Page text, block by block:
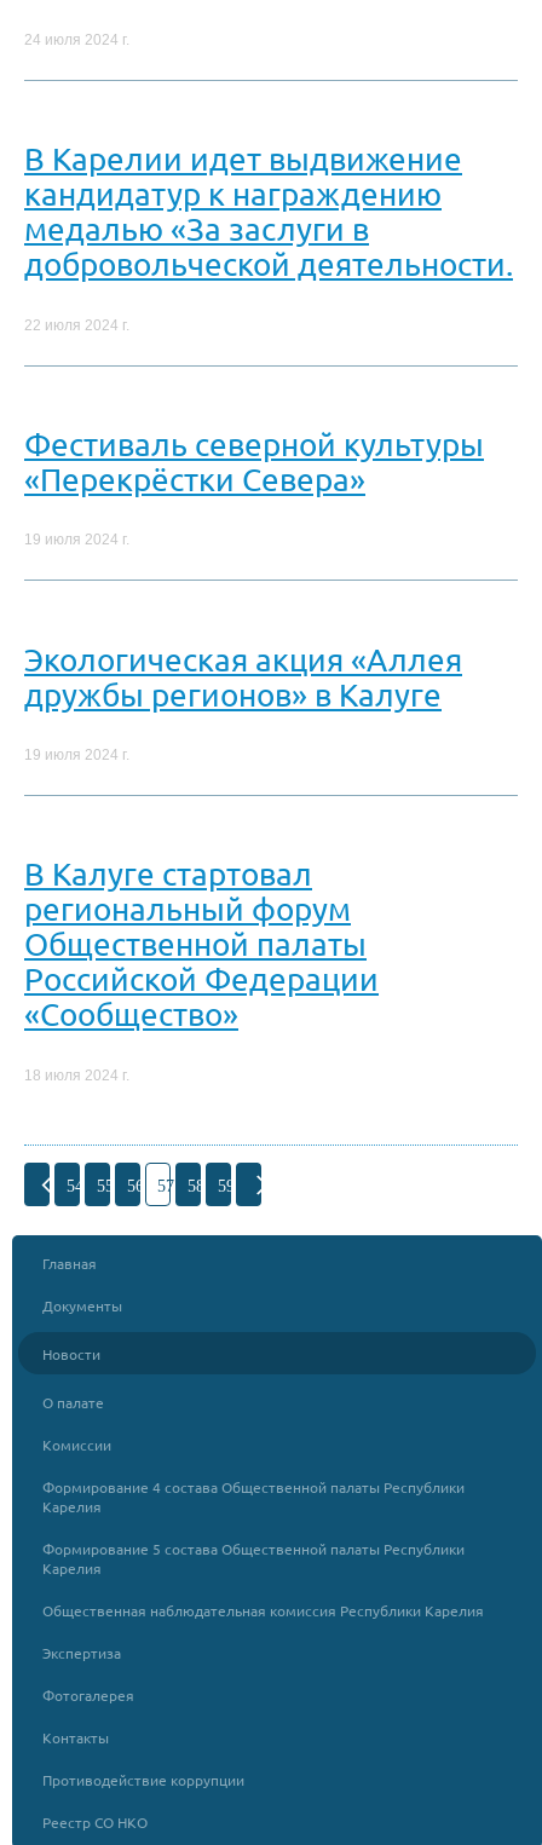
24 июля 2024 г.
В Карелии идет выдвижение
кандидатур к награждению
медалью «За заслуги в
добровольческой деятельности.
22 июля 2024 г.
Фестиваль северной культуры
«Перекрёстки Севера»
19 июля 2024 г.
Экологическая акция «Аллея
дружбы регионов» в Калуге
19 июля 2024 г.
В Калуге стартовал
региональный форум
Общественной палаты
Российской Федерации
«Сообщество»
18 июля 2024 г.
54 55 56 57 58 59
Главная
Документы
Новости
О палате
Комиссии
Формирование 4 состава Общественной палаты Республики
Карелия
Формирование 5 состава Общественной палаты Республики
Карелия
Общественная наблюдательная комиссия Республики Карелия
Экспертиза
Фотогалерея
Контакты
Противодействие коррупции
Реестр СО НКО